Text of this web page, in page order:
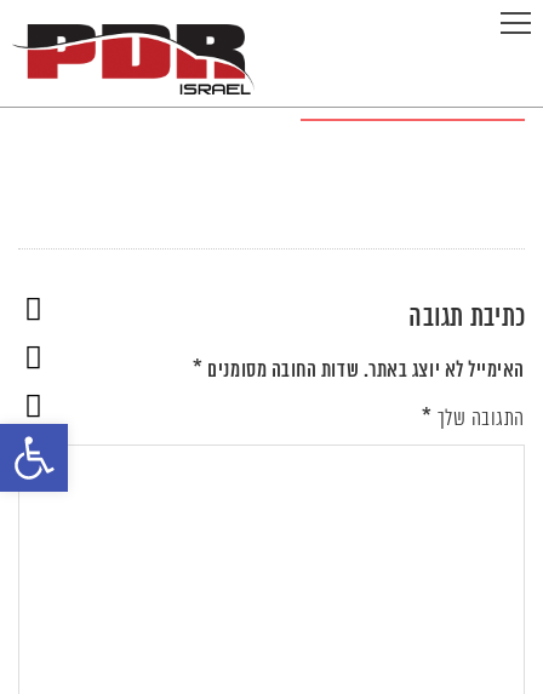
פתח
סרגל
כתיבת תגובה
האימייל לא יוצג באתר. שדות החובה מסומנים *
התגובה שלך *